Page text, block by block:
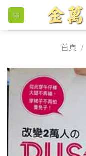
Skip
content
首頁
/